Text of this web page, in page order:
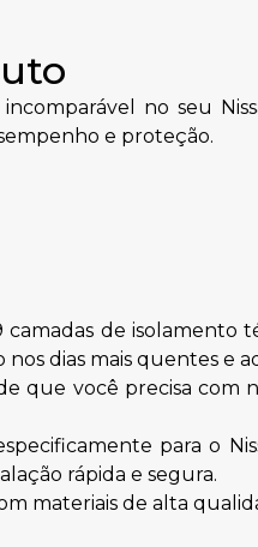
no seu
e proteção.
camadas de isolamento
dias mais quentes e
que você precisa com
para o
rápida e segura.
materiais de alta